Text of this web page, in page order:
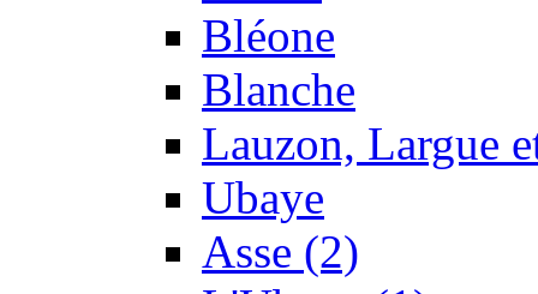
Bléone
Blanche
Lauzon, Largue
Ubaye
Asse (2)